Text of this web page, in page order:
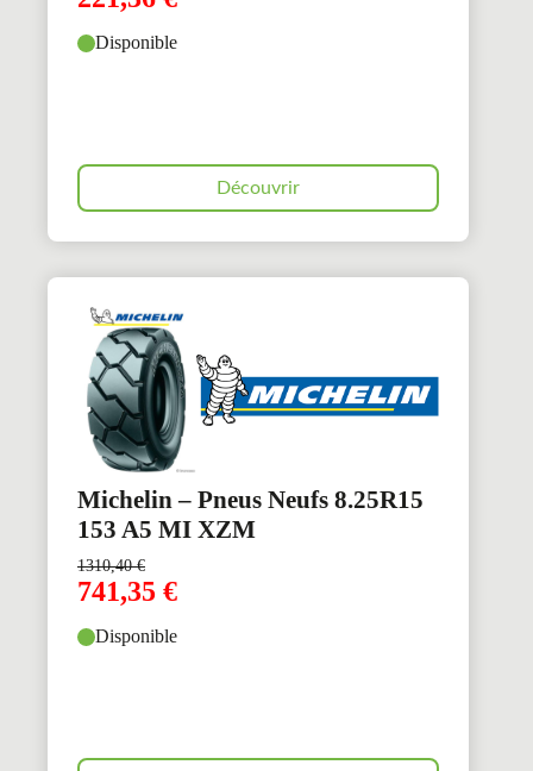
Disponible
Découvrir
Michelin – Pneus Neufs 8.25R15
153 A5 MI XZM
1310,40€
741,35 €
Disponible